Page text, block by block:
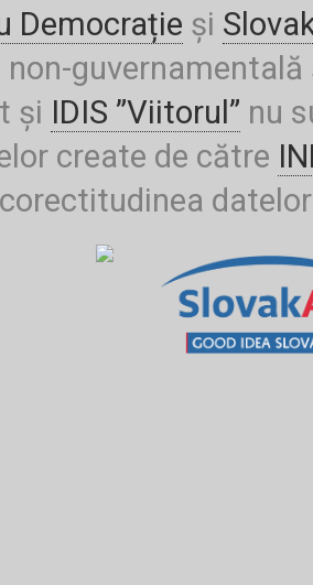
Democrație și
non-
și IDIS ”Viitorul” nu
create de către
corectitudinea